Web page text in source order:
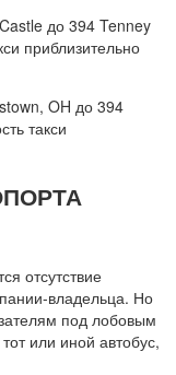
до 394 Tenney
приблизительно
OH до 394
такси
отсутствие
владельца. Но
под лобовым
или иной автобус,